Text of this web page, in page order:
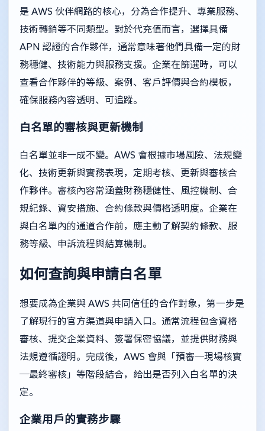
是 AWS 伙伴網路的核心，分為合作提升、專業服務、
技術轉銷等不同類型。對於代充值而言，選擇具備
APN 認證的合作夥伴，通常意味著他們具備一定的財
務穩健、技術能力與服務支援。企業在篩選時，可以
查看合作夥伴的等級、案例、客戶評價與合約模板，
確保服務內容透明、可追蹤。
白名單的審核與更新機制
白名單並非一成不變。AWS 會根據市場風險、法規變
化、技術更新與實務表現，定期考核、更新與審核合
作夥伴。審核內容常涵蓋財務穩健性、風控機制、合
規紀錄、資安措施、合約條款與價格透明度。企業在
與白名單內的通道合作前，應主動了解契約條款、服
務等級、申訴流程與結算機制。
如何查詢與申請白名單
想要成為企業與 AWS 共同信任的合作對象，第一步是
了解現行的官方渠道與申請入口。通常流程包含資格
審核、提交企業資料、簽署保密協議，並提供財務與
法規遵循證明。完成後，AWS 會與「預審─現場核實
─最終審核」等階段結合，給出是否列入白名單的決
定。
企業用戶的實務步驟